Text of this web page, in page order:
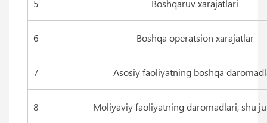
5 Boshqaruv xarajatlari
6 Boshqa operatsion xarajatlar
7 Asosiy faoliyatning boshqa
8 Moliyaviy faoliyatning daromadlari, shu